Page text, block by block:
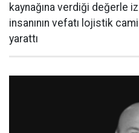
kaynağına verdiği değerle
insanının vefatı lojistik
yarattı